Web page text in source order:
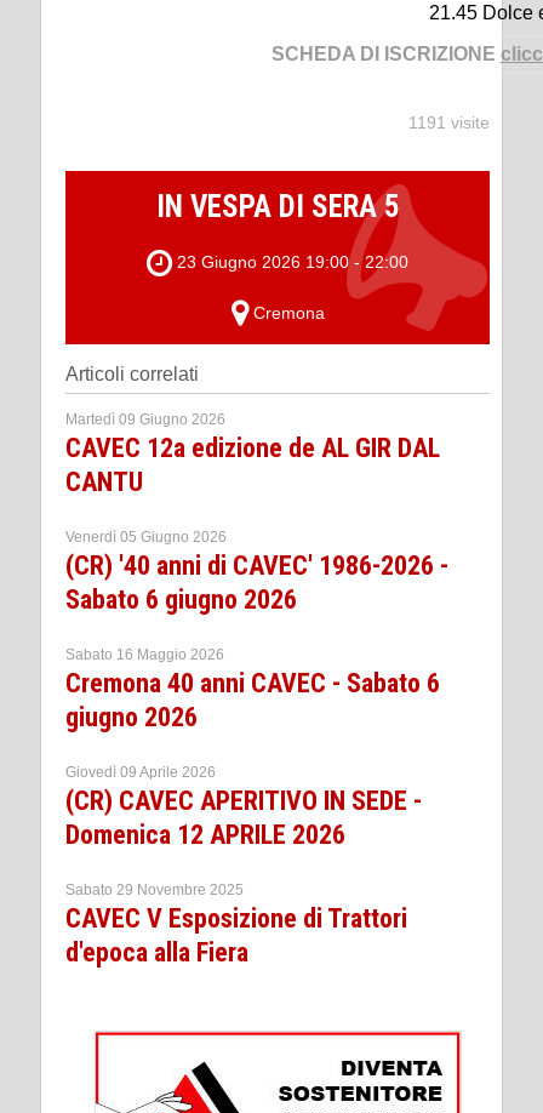
21.45 Dolce
SCHEDA DI ISCRIZIONE
1191 visite
IN VESPA DI SERA 5
23 Giugno 2026 19:00 - 22:00
Cremona
Articoli correlati
Martedì 09 Giugno 2026
CAVEC 12a edizione de AL GIR DAL
CANTU
Venerdì 05 Giugno 2026
(CR) '40 anni di CAVEC' 1986-2026 -
Sabato 6 giugno 2026
Sabato 16 Maggio 2026
Cremona 40 anni CAVEC - Sabato 6
giugno 2026
Giovedì 09 Aprile 2026
(CR) CAVEC APERITIVO IN SEDE -
Domenica 12 APRILE 2026
Sabato 29 Novembre 2025
CAVEC V Esposizione di Trattori
d'epoca alla Fiera